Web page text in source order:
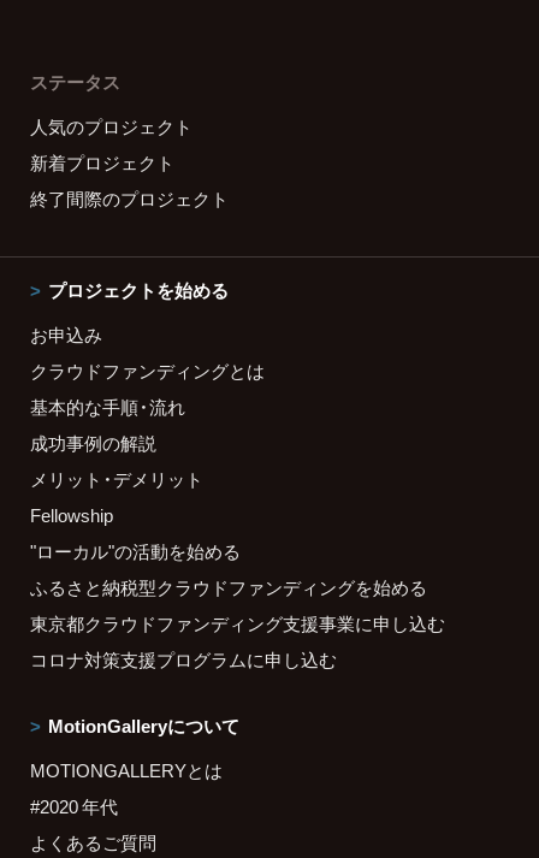
ステータス
人気のプロジェクト
新着プロジェクト
終了間際のプロジェクト
プロジェクトを始める
お申込み
クラウドファンディングとは
基本的な手順・流れ
成功事例の解説
メリット・デメリット
Fellowship
"ローカル"の活動を始める
ふるさと納税型クラウドファンディングを始める
東京都クラウドファンディング支援事業に申し込む
コロナ対策支援プログラムに申し込む
MotionGalleryについて
MOTIONGALLERYとは
#2020 年代
よくあるご質問